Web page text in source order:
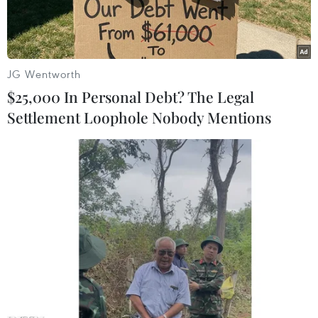
Đoàn viên thanh niên tham gia đo thân nhiệt tại chốt kiểm dịch
ở cầu Mỹ Lợi, thị xã Gò Công, Tiền Giang. (Ảnh: Hữu
Chí/TTXVN)
Trước những diễn biến phức tạp của dịch
COVID-19, trên địa bàn tỉnh Tiền Giang đã xuất
JG Wentworth
$25,000 In Personal Debt? The Legal
Settlement Loophole Nobody Mentions